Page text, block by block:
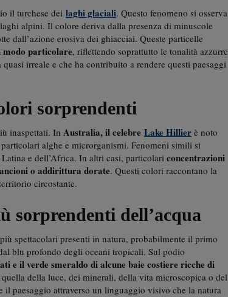
il turchese dei laghi glaciali. Questo fenomeno si osserva
alpini. Il colore deriva dalla presenza di minuscole
dall’azione erosiva dei ghiacciai. Queste particelle
modo particolare, riflettendo soprattutto le tonalità azzurre
irreale e che ha contribuito a rendere questi paesaggi
sorprendenti
inaspettati. In Australia, il celebre Lake Hillier è noto
alghe e microrganismi. Fenomeni simili si
e dell’Africa. In altri casi, particolariconcentrazioni
o addirittura dorate. Questi colori raccontano la
circostante.
sorprendenti dell’acqua
spettacolari presenti in natura, probabilmente il primo
blu profondo degli oceani tropicali. Sul podio
e il verde smeraldo di alcune baie costiere ricche di
della luce, dei minerali, della vita microscopica o del
il paesaggio attraverso un linguaggio visivo che la natura